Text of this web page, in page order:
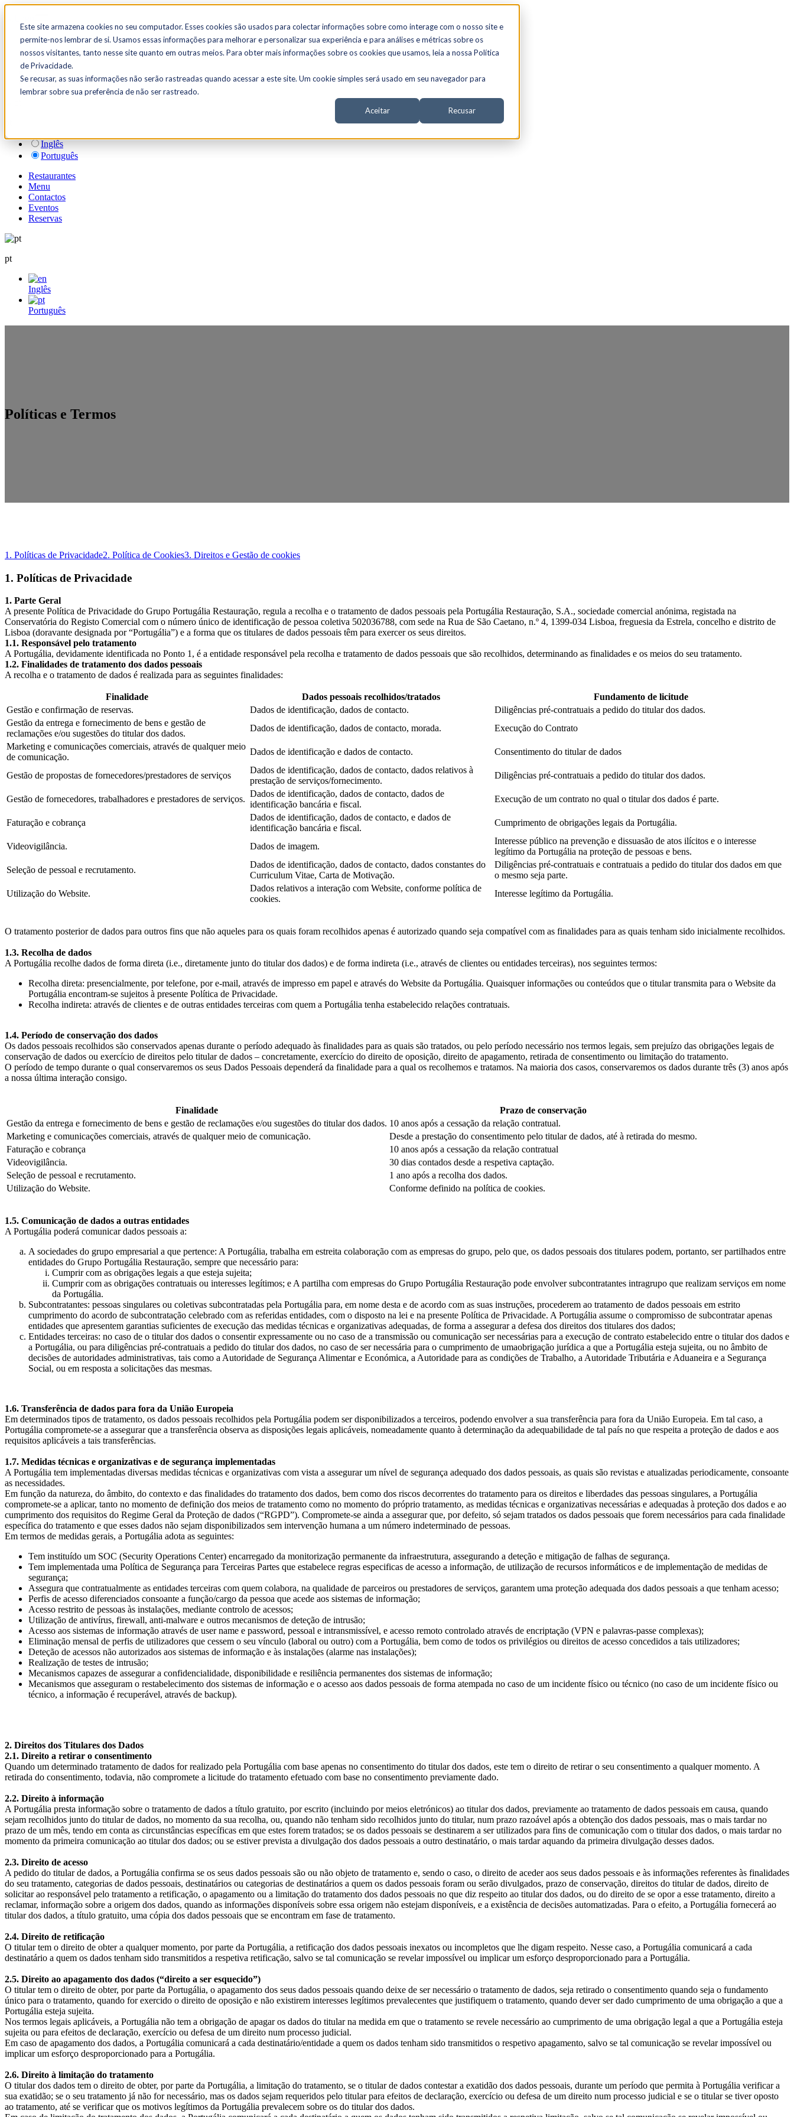
Este site armazena cookies no seu computador. Esses cookies são usados para colectar informações sobre como interage com o nosso site e
permite-nos lembrar de si. Usamos essas informações para melhorar e personalizar sua experiência e para análises e métricas sobre os
nossos visitantes, tanto nesse site quanto em outras meios. Para obter mais informações sobre os cookies que usamos, leia a nossa Política
de Privacidade.
Se recusar, as suas informações não serão rastreadas quando acessar a este site. Um cookie simples será usado em seu navegador para
lembrar sobre sua preferência de não ser rastreado.
Aceitar Recusar
Restaurantes
Menu
Contactos
Eventos
Reservas
Inglês
Português
Restaurantes
Menu
Contactos
Eventos
Reservas
pt
Inglês
Português
Políticas e Termos
1 . Políticas de Privacidade2. Política de Cookies3. Direitos e Gestão de cookies
1. Políticas de Privacidade
1. Parte Geral
A presente Política de Privacidade do Grupo Portugália Restauração, regula a recolha e o tratamento de dados pessoais pela Portugália Restauração, S.A., sociedade comercial anónima, registada na
Conservatória do Registo Comercial com o número único de identificação de pessoa coletiva 502036788, com sede na Rua de São Caetano, n.º 4, 1399-034 Lisboa, freguesia da Estrela, concelho e distrito de
Lisboa (doravante designada por “Portugália”) e a forma que os titulares de dados pessoais têm para exercer os seus direitos.
1.1. Responsável pelo tratamento
A Portugália, devidamente identificada no Ponto 1, é a entidade responsável pela recolha e tratamento de dados pessoais que são recolhidos, determinando as finalidades e os meios do seu tratamento.
1.2. Finalidades de tratamento dos dados pessoais
A recolha e o tratamento de dados é realizada para as seguintes finalidades:
Finalidade Dados pessoais recolhidos/tratados
Fundamento de licitude
Gestão e confirmação de reservas.
Dados de identificação, dados de contacto.
Diligências pré-contratuais a pedido do titular dos dados.
Gestão da entrega e fornecimento de bens e gestão de
reclamações e/ou sugestões do titular dos dados.
Dados de identificação, dados de contacto, morada.
Execução do Contrato
Marketing e comunicações comerciais, através de qualquer meio
de comunicação.
Dados de identificação e dados de contacto. Consentimento do titular de dados
Gestão de propostas de fornecedores/prestadores de serviços
Dados de identificação, dados de contacto, dados relativos à
prestação de serviços/fornecimento.
Diligências pré-contratuais a pedido do titular dos dados.
Gestão de fornecedores, trabalhadores e prestadores de serviços.
Dados de identificação, dados de contacto, dados de
identificação bancária e fiscal.
Execução de um contrato no qual o titular dos dados é parte.
Faturação e cobrança
Dados de identificação, dados de contacto, e dados de
identificação bancária e fiscal.
Cumprimento de obrigações legais da Portugália.
Videovigilância. Dados de imagem.
Interesse público na prevenção e dissuasão de atos ilícitos e o interesse
legítimo da Portugália na proteção de pessoas e bens.
Seleção de pessoal e recrutamento.
Dados de identificação, dados de contacto, dados constantes do
Curriculum Vitae, Carta de Motivação.
Diligências pré-contratuais e contratuais a pedido do titular dos dados em que
o mesmo seja parte.
Utilização do Website.
Dados relativos a interação com Website, conforme política de
cookies.
Interesse legítimo da Portugália.
O tratamento posterior de dados para outros fins que não aqueles para os quais foram recolhidos apenas é autorizado quando seja compatível com as finalidades para as quais tenham sido inicialmente recolhidos.
1.3. Recolha de dados
A Portugália recolhe dados de forma direta (i.e., diretamente junto do titular dos dados) e de forma indireta (i.e., através de clientes ou entidades terceiras), nos seguintes termos:
Recolha direta: presencialmente, por telefone, por e-mail, através de impresso em papel e através do Website da Portugália. Quaisquer informações ou conteúdos que o titular transmita para o Website da
Portugália encontram-se sujeitos à presente Política de Privacidade.
Recolha indireta: através de clientes e de outras entidades terceiras com quem a Portugália tenha estabelecido relações contratuais.
1.4. Período de conservação dos dados
Os dados pessoais recolhidos são conservados apenas durante o período adequado às finalidades para as quais são tratados, ou pelo período necessário nos termos legais, sem prejuízo das obrigações legais de
conservação de dados ou exercício de direitos pelo titular de dados – concretamente, exercício do direito de oposição, direito de apagamento, retirada de consentimento ou limitação do tratamento.
O período de tempo durante o qual conservaremos os seus Dados Pessoais dependerá da finalidade para a qual os recolhemos e tratamos. Na maioria dos casos, conservaremos os dados durante três (3) anos após
a nossa última interação consigo.
Finalidade
Prazo de conservação
Gestão da entrega e fornecimento de bens e gestão de reclamações e/ou sugestões do titular dos dados. 10 anos após a cessação da relação contratual.
Marketing e comunicações comerciais, através de qualquer meio de comunicação.
Desde a prestação do consentimento pelo titular de dados, até à retirada do mesmo.
Faturação e cobrança
10 anos após a cessação da relação contratual
Videovigilância.
30 dias contados desde a respetiva captação.
Seleção de pessoal e recrutamento.
1 ano após a recolha dos dados.
Utilização do Website.
Conforme definido na política de cookies.
1.5. Comunicação de dados a outras entidades
A Portugália poderá comunicar dados pessoais a:
A sociedades do grupo empresarial a que pertence: A Portugália, trabalha em estreita colaboração com as empresas do grupo, pelo que, os dados pessoais dos titulares podem, portanto, ser partilhados entre
entidades do Grupo Portugália Restauração, sempre que necessário para:
Cumprir com as obrigações legais a que esteja sujeita;
Cumprir com as obrigações contratuais ou interesses legítimos; e A partilha com empresas do Grupo Portugália Restauração pode envolver subcontratantes intragrupo que realizam serviços em nome
da Portugália.
Subcontratantes: pessoas singulares ou coletivas subcontratadas pela Portugália para, em nome desta e de acordo com as suas instruções, procederem ao tratamento de dados pessoais em estrito
cumprimento do acordo de subcontratação celebrado com as referidas entidades, com o disposto na lei e na presente Política de Privacidade. A Portugália assume o compromisso de subcontratar apenas
entidades que apresentem garantias suficientes de execução das medidas técnicas e organizativas adequadas, de forma a assegurar a defesa dos direitos dos titulares dos dados;
Entidades terceiras: no caso de o titular dos dados o consentir expressamente ou no caso de a transmissão ou comunicação ser necessárias para a execução de contrato estabelecido entre o titular dos dados e
a Portugália, ou para diligências pré-contratuais a pedido do titular dos dados, no caso de ser necessária para o cumprimento de umaobrigação jurídica a que a Portugália esteja sujeita, ou no âmbito de
decisões de autoridades administrativas, tais como a Autoridade de Segurança Alimentar e Económica, a Autoridade para as condições de Trabalho, a Autoridade Tributária e Aduaneira e a Segurança
Social, ou em resposta a solicitações das mesmas.
1.6. Transferência de dados para fora da União Europeia
Em determinados tipos de tratamento, os dados pessoais recolhidos pela Portugália podem ser disponibilizados a terceiros, podendo envolver a sua transferência para fora da União Europeia. Em tal caso, a
Portugália compromete-se a assegurar que a transferência observa as disposições legais aplicáveis, nomeadamente quanto à determinação da adequabilidade de tal país no que respeita a proteção de dados e aos
requisitos aplicáveis a tais transferências.
1.7. Medidas técnicas e organizativas e de segurança implementadas
A Portugália tem implementadas diversas medidas técnicas e organizativas com vista a assegurar um nível de segurança adequado dos dados pessoais, as quais são revistas e atualizadas periodicamente, consoante
as necessidades.
Em função da natureza, do âmbito, do contexto e das finalidades do tratamento dos dados, bem como dos riscos decorrentes do tratamento para os direitos e liberdades das pessoas singulares, a Portugália
compromete-se a aplicar, tanto no momento de definição dos meios de tratamento como no momento do próprio tratamento, as medidas técnicas e organizativas necessárias e adequadas à proteção dos dados e ao
cumprimento dos requisitos do Regime Geral da Proteção de dados (“RGPD”). Compromete-se ainda a assegurar que, por defeito, só sejam tratados os dados pessoais que forem necessários para cada finalidade
específica do tratamento e que esses dados não sejam disponibilizados sem intervenção humana a um número indeterminado de pessoas.
Em termos de medidas gerais, a Portugália adota as seguintes:
Tem instituído um SOC (Security Operations Center) encarregado da monitorização permanente da infraestrutura, assegurando a deteção e mitigação de falhas de segurança.
Tem implementada uma Política de Segurança para Terceiras Partes que estabelece regras especificas de acesso a informação, de utilização de recursos informáticos e de implementação de medidas de
segurança;
Assegura que contratualmente as entidades terceiras com quem colabora, na qualidade de parceiros ou prestadores de serviços, garantem uma proteção adequada dos dados pessoais a que tenham acesso;
Perfis de acesso diferenciados consoante a função/cargo da pessoa que acede aos sistemas de informação;
Acesso restrito de pessoas às instalações, mediante controlo de acessos;
Utilização de antivírus, firewall, anti-malware e outros mecanismos de deteção de intrusão;
Acesso aos sistemas de informação através de user name e password, pessoal e intransmissível, e acesso remoto controlado através de encriptação (VPN e palavras-passe complexas);
Eliminação mensal de perfis de utilizadores que cessem o seu vínculo (laboral ou outro) com a Portugália, bem como de todos os privilégios ou direitos de acesso concedidos a tais utilizadores;
Deteção de acessos não autorizados aos sistemas de informação e às instalações (alarme nas instalações);
Realização de testes de intrusão;
Mecanismos capazes de assegurar a confidencialidade, disponibilidade e resiliência permanentes dos sistemas de informação;
Mecanismos que asseguram o restabelecimento dos sistemas de informação e o acesso aos dados pessoais de forma atempada no caso de um incidente físico ou técnico (no caso de um incidente físico ou
técnico, a informação é recuperável, através de backup).
2. Direitos dos Titulares dos Dados
2.1. Direito a retirar o consentimento
Quando um determinado tratamento de dados for realizado pela Portugália com base apenas no consentimento do titular dos dados, este tem o direito de retirar o seu consentimento a qualquer momento. A
retirada do consentimento, todavia, não compromete a licitude do tratamento efetuado com base no consentimento previamente dado.
2.2. Direito à informação
A Portugália presta informação sobre o tratamento de dados a título gratuito, por escrito (incluindo por meios eletrónicos) ao titular dos dados, previamente ao tratamento de dados pessoais em causa, quando
sejam recolhidos junto do titular de dados, no momento da sua recolha, ou, quando não tenham sido recolhidos junto do titular, num prazo razoável após a obtenção dos dados pessoais, mas o mais tardar no
prazo de um mês, tendo em conta as circunstâncias específicas em que estes forem tratados; se os dados pessoais se destinarem a ser utilizados para fins de comunicação com o titular dos dados, o mais tardar no
momento da primeira comunicação ao titular dos dados; ou se estiver prevista a divulgação dos dados pessoais a outro destinatário, o mais tardar aquando da primeira divulgação desses dados.
2.3. Direito de acesso
A pedido do titular de dados, a Portugália confirma se os seus dados pessoais são ou não objeto de tratamento e, sendo o caso, o direito de aceder aos seus dados pessoais e às informações referentes às finalidades
do seu tratamento, categorias de dados pessoais, destinatários ou categorias de destinatários a quem os dados pessoais foram ou serão divulgados, prazo de conservação, direitos do titular de dados, direito de
solicitar ao responsável pelo tratamento a retificação, o apagamento ou a limitação do tratamento dos dados pessoais no que diz respeito ao titular dos dados, ou do direito de se opor a esse tratamento, direito a
reclamar, informação sobre a origem dos dados, quando as informações disponíveis sobre essa origem não estejam disponíveis, e a existência de decisões automatizadas. Para o efeito, a Portugália fornecerá ao
titular dos dados, a título gratuito, uma cópia dos dados pessoais que se encontram em fase de tratamento.
2.4. Direito de retificação
O titular tem o direito de obter a qualquer momento, por parte da Portugália, a retificação dos dados pessoais inexatos ou incompletos que lhe digam respeito. Nesse caso, a Portugália comunicará a cada
destinatário a quem os dados tenham sido transmitidos a respetiva retificação, salvo se tal comunicação se revelar impossível ou implicar um esforço desproporcionado para a Portugália.
2.5. Direito ao apagamento dos dados (“direito a ser esquecido”)
O titular tem o direito de obter, por parte da Portugália, o apagamento dos seus dados pessoais quando deixe de ser necessário o tratamento de dados, seja retirado o consentimento quando seja o fundamento
único para o tratamento, quando for exercido o direito de oposição e não existirem interesses legítimos prevalecentes que justifiquem o tratamento, quando dever ser dado cumprimento de uma obrigação a que a
Portugália esteja sujeita.
Nos termos legais aplicáveis, a Portugália não tem a obrigação de apagar os dados do titular na medida em que o tratamento se revele necessário ao cumprimento de uma obrigação legal a que a Portugália esteja
sujeita ou para efeitos de declaração, exercício ou defesa de um direito num processo judicial.
Em caso de apagamento dos dados, a Portugália comunicará a cada destinatário/entidade a quem os dados tenham sido transmitidos o respetivo apagamento, salvo se tal comunicação se revelar impossível ou
implicar um esforço desproporcionado para a Portugália.
2.6. Direito à limitação do tratamento
O titular dos dados tem o direito de obter, por parte da Portugália, a limitação do tratamento, se o titular de dados contestar a exatidão dos dados pessoais, durante um período que permita à Portugália verificar a
sua exatidão; se o seu tratamento já não for necessário, mas os dados sejam requeridos pelo titular para efeitos de declaração, exercício ou defesa de um direito num processo judicial e se o titular se tiver oposto
ao tratamento, até se verificar que os motivos legítimos da Portugália prevalecem sobre os do titular dos dados.